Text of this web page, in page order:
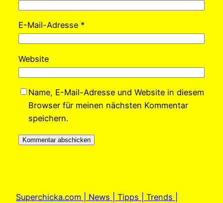
E-Mail-Adresse *
Website
Name, E-Mail-Adresse und Website in diesem
Browser für meinen nächsten Kommentar
speichern.
Superchicka.com | News | Tipps | Trends |